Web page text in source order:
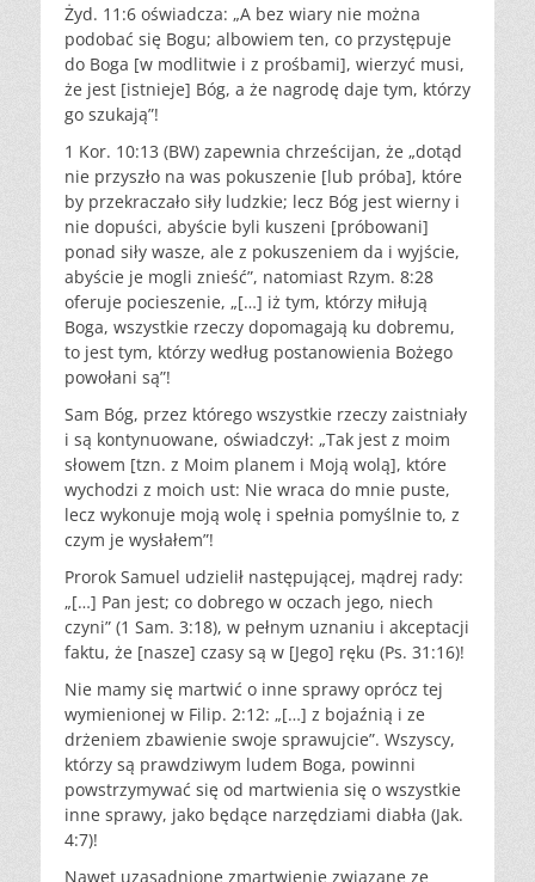
Żyd. 11:6 oświadcza: „A bez wiary nie można
podobać się Bogu; albowiem ten, co przystępuje
do Boga [w modlitwie i z prośbami], wierzyć musi,
że jest [istnieje] Bóg, a że nagrodę daje tym, którzy
go szukają”!
1 Kor. 10:13 (BW) zapewnia chrześcijan, że „dotąd
nie przyszło na was pokuszenie [lub próba], które
by przekraczało siły ludzkie; lecz Bóg jest wierny i
nie dopuści, abyście byli kuszeni [próbowani]
ponad siły wasze, ale z pokuszeniem da i wyjście,
abyście je mogli znieść”, natomiast Rzym. 8:28
oferuje pocieszenie, „[…] iż tym, którzy miłują
Boga, wszystkie rzeczy dopomagają ku dobremu,
to jest tym, którzy według postanowienia Bożego
powołani są”!
Sam Bóg, przez którego wszystkie rzeczy zaistniały
i są kontynuowane, oświadczył: „Tak jest z moim
słowem [tzn. z Moim planem i Moją wolą], które
wychodzi z moich ust: Nie wraca do mnie puste,
lecz wykonuje moją wolę i spełnia pomyślnie to, z
czym je wysłałem”!
Prorok Samuel udzielił następującej, mądrej rady:
„[…] Pan jest; co dobrego w oczach jego, niech
czyni” (1 Sam. 3:18), w pełnym uznaniu i akceptacji
faktu, że [nasze] czasy są w [Jego] ręku (Ps. 31:16)!
Nie mamy się martwić o inne sprawy oprócz tej
wymienionej w Filip. 2:12: „[…] z bojaźnią i ze
drżeniem zbawienie swoje sprawujcie”. Wszyscy,
którzy są prawdziwym ludem Boga, powinni
powstrzymywać się od martwienia się o wszystkie
inne sprawy, jako będące narzędziami diabła (Jak.
4:7)!
Nawet uzasadnione zmartwienie związane ze